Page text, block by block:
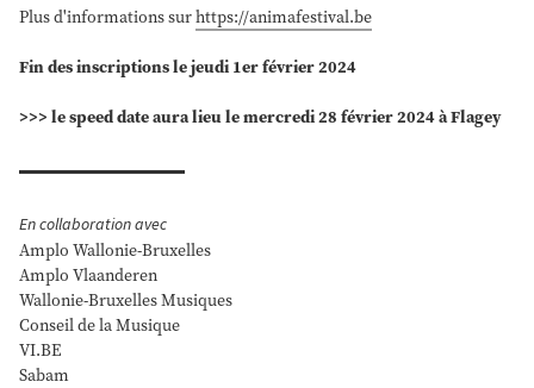
Plus d'informations surhttps://animafestival.be
Fin des inscriptions le jeudi 1er février 2024
>>> le speed date aura lieu le mercredi 28 février 2024 à Flagey
En collaboration avec
Amplo Wallonie-Bruxelles
Amplo Vlaanderen
Wallonie-Bruxelles Musiques
Conseil de la Musique
VI.BE
Sabam